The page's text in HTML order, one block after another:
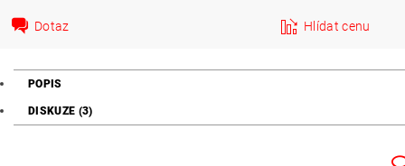
Dotaz Hlídat cenu
POPIS
DISKUZE (3)